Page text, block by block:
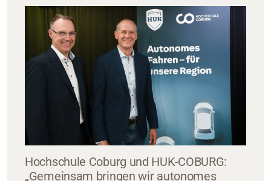
Hochschule Coburg und HUK-COBURG:
„Gemeinsam bringen wir autonomes